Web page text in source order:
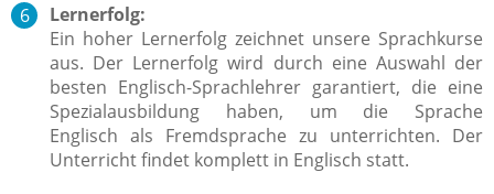
Lernerfolg:
Ein hoher Lernerfolg zeichnet unsere Sprachkurse
aus. Der Lernerfolg wird durch eine Auswahl der
besten Englisch-Sprachlehrer garantiert, die eine
Spezialausbildung haben, um die Sprache
Englisch als Fremdsprache zu unterrichten. Der
Unterricht findet komplett in Englisch statt.